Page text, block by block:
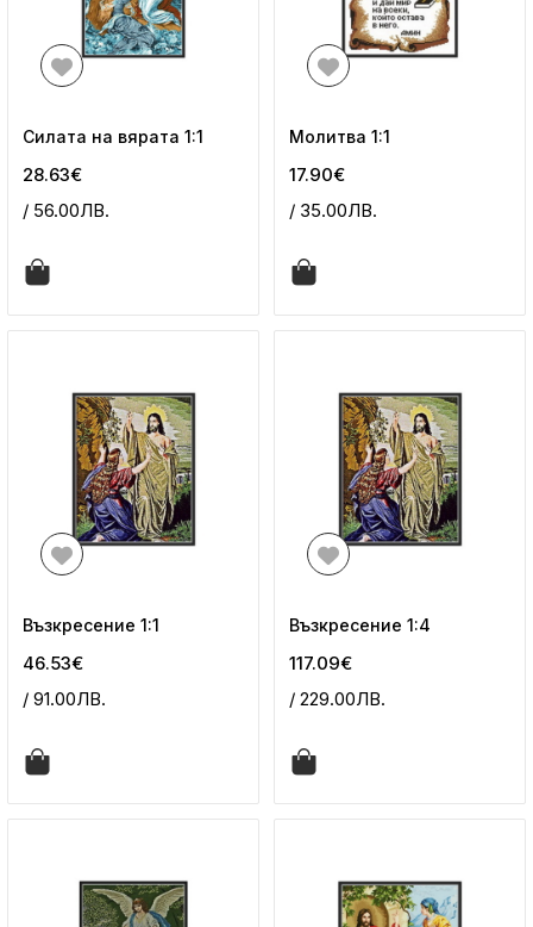
Силата на вярата 1:1
28.63€
/ 56.00ЛВ.
Молитва 1:1
17.90€
/ 35.00ЛВ.
Възкресение 1:1
46.53€
/ 91.00ЛВ.
Възкресение 1:4
117.09€
/ 229.00ЛВ.